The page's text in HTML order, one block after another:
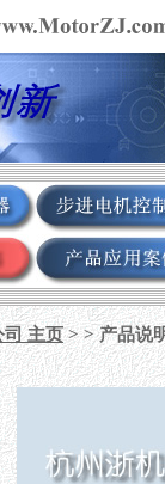
司 主页> >产品说